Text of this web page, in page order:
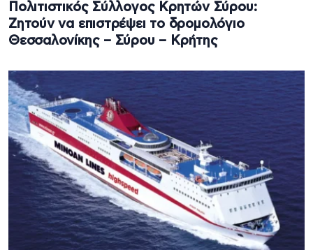
Πολιτιστικός Σύλλογος Κρητών Σύρου:
Ζητούν να επιστρέψει το δρομολόγιο
Θεσσαλονίκης – Σύρου – Κρήτης